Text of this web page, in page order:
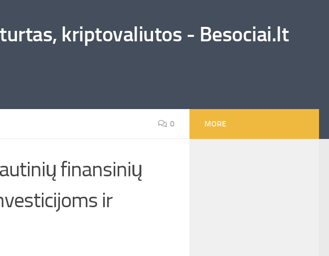
kriptovaliutos - Besociai.lt
0
finansinių
ir
MORE